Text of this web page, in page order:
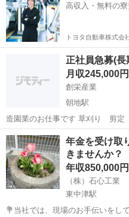
高収入・無料の
トヨタ自動車株式会
正社員急募(長
月収245,000円
創栄産業
朝地駅
造園業のお仕事です 草刈り 剪定
込み作業です。 もちろん草刈り
す 基本的に大分市内がメインのお
大分 豊後大野市 朝地駅
年金を受け取
きませんか？
年収850,000円
（株）石心工業
東中津駅
💐当社では、現場のお手伝いを